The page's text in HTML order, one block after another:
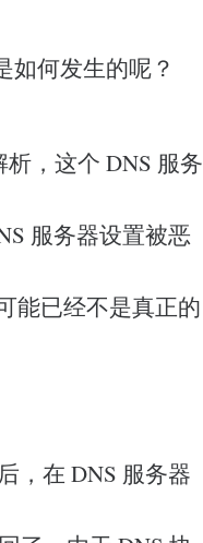
如何发生的呢？
，这个 DNS 服务
服务器设置被恶
能已经不是真正的
，在 DNS 服务器